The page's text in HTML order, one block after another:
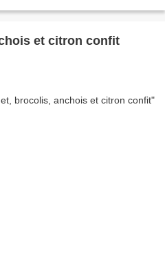
et citron confit